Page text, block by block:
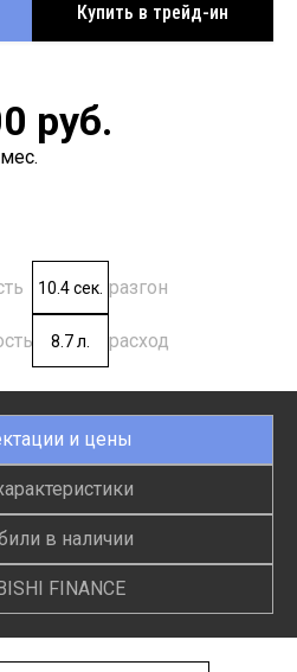
10.4 сек. разгон
8.7 л. расход
руб.
Купить в трейд-ин
и цены
в наличии
FINANCE